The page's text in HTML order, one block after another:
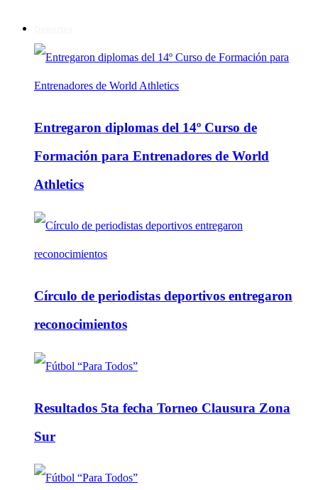
Entregaron diplomas del 14º Curso de
Formación para Entrenadores de World
Athletics
Círculo de periodistas deportivos entregaron
reconocimientos
Resultados 5ta fecha Torneo Clausura Zona
Sur